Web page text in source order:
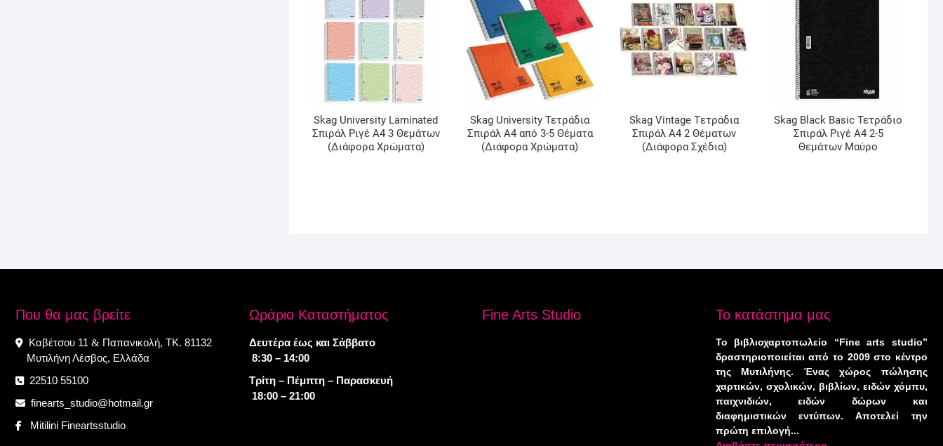
Skag University Laminated
Σπιράλ Ριγέ Α4 3 Θεμάτων
(Διάφορα Χρώματα)
Skag University Τετράδια
Σπιράλ Α4 από 3-5 Θέματα
(Διάφορα Χρώματα)
Skag Vintage Tετράδια
Σπιράλ Α4 2 Θέματων
(Διάφορα Σχέδια)
Skag Black Basic Τετράδιο
Σπιράλ Ριγέ Α4 2-5
Θεμάτων Μαύρο
Που θα μας βρείτε
Καβέτσου 11 & Παπανικολή, ΤΚ. 81132
Μυτιλήνη Λέσβος, Ελλάδα
22510 55100
finearts_studio@hotmail.gr
Mitilini Fineartsstudio
Ωράριο Καταστήματος
Δευτέρα έως και Σάββατο
8:30 – 14:00
Τρίτη – Πέμπτη – Παρασκευή
18:00 – 21:00
Fine Arts Studio Το κατάστημα μας
Το βιβλιοχαρτοπωλείο “Fine arts studio”
δραστηριοποιείται από το 2009 στο κέντρο
της Μυτιλήνης. Ένας χώρος πώλησης
χαρτικών, σχολικών, βιβλίων, ειδών χόμπυ,
παιχνιδιών, ειδών δώρων και
διαφημιστικών εντύπων. Αποτελεί την
πρώτη επιλογή...